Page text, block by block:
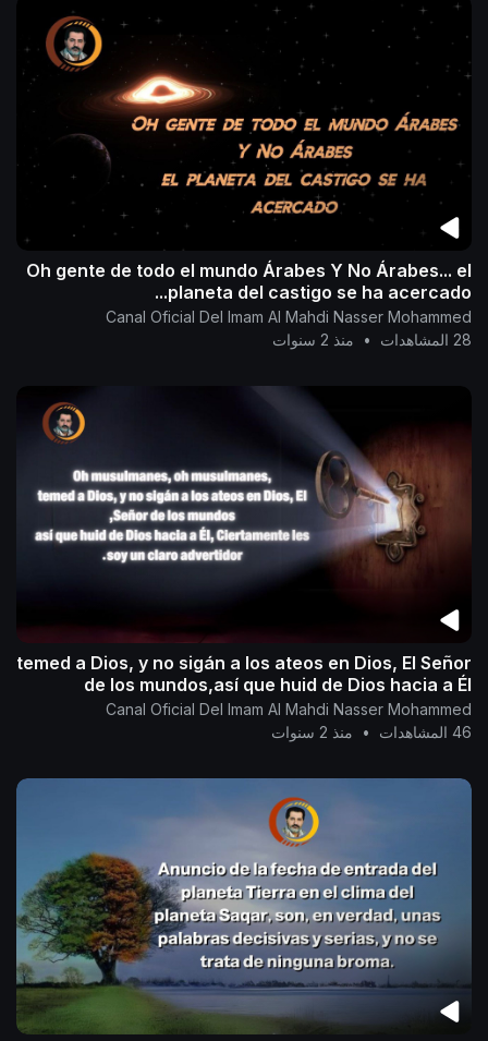
Oh gente de todo el mundo Árabes Y No Árabes... el
planeta del castigo se ha acercado...
Canal Oficial Del Imam Al Mahdi Nasser Mohammed
28 المشاهدات
• منذ 2 سنوات
temed a Dios, y no sigán a los ateos en Dios, El Señor
de los mundos,así que huid de Dios hacia a Él
Canal Oficial Del Imam Al Mahdi Nasser Mohammed
46 المشاهدات
• منذ 2 سنوات